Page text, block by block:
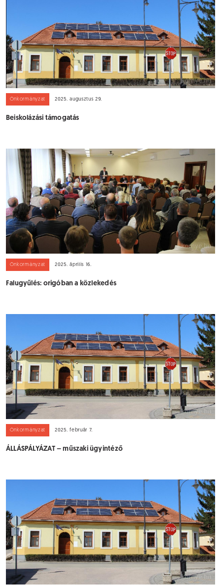
Önkormányzat 2025. augusztus 29.
Beiskolázási támogatás
Önkormányzat 2025. április 16.
Falugyűlés: origóban a közlekedés
Önkormányzat 2025. február 7.
ÁLLÁSPÁLYÁZAT – műszaki ügyintéző